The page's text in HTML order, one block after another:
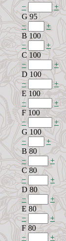
−
+
G 95
−
+
B 100
−
+
C 100
−
+
D 100
−
+
E 100
−
+
F 100
−
+
G 100
−
+
B 80
−
+
C 80
−
+
D 80
−
+
E 80
−
+
F 80
−
+